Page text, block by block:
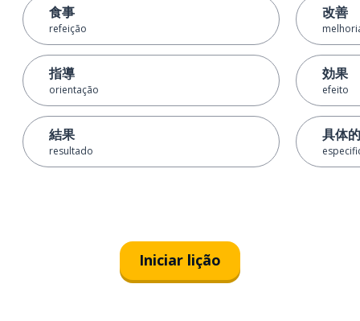
食事
refeição
指導
orientação
結果
resultado
改善
効果
efeito
具体
Iniciar lição